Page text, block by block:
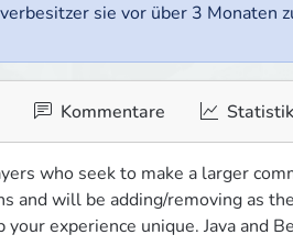
sie vor über 3 Monaten
Kommentare
who seek to make a larger
and will be adding/removing as
experience unique. Java and